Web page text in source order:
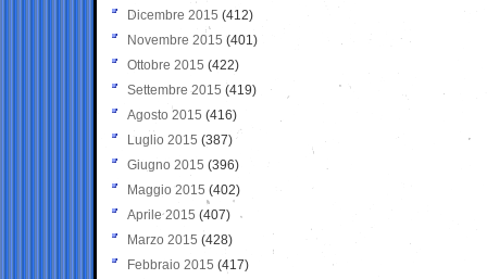
Dicembre 2015 (412)
Novembre 2015 (401)
Ottobre 2015 (422)
Settembre 2015 (419)
Agosto 2015 (416)
Luglio 2015 (387)
Giugno 2015 (396)
Maggio 2015 (402)
Aprile 2015 (407)
Marzo 2015 (428)
Febbraio 2015 (417)